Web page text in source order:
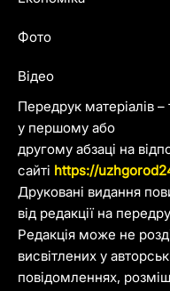
Передрук матеріалів
у першому або
другому абзаці на
сайті https://
Друковані видання
від редакції на
Редакція може не
висвітлених у
повідомленнях,
Фото
Відео